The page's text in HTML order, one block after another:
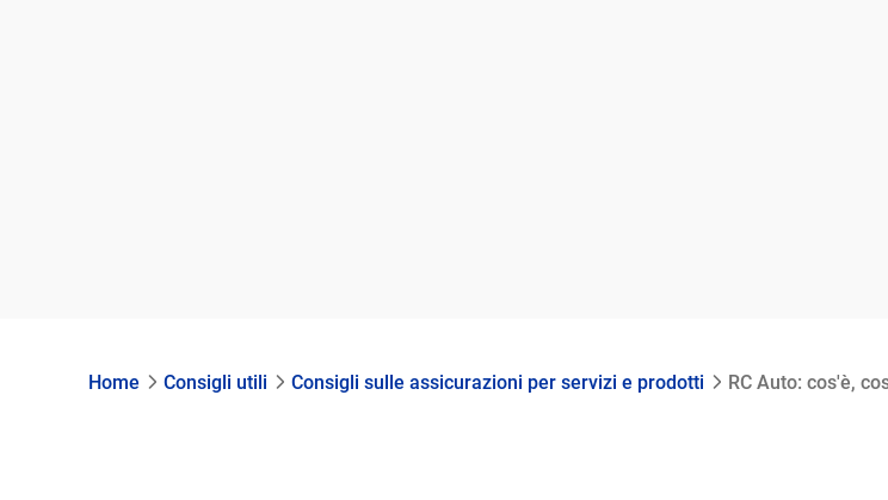
Home Consigli utili Consigli sulle assicurazioni per servizi e prodotti RC Auto: cos'è,